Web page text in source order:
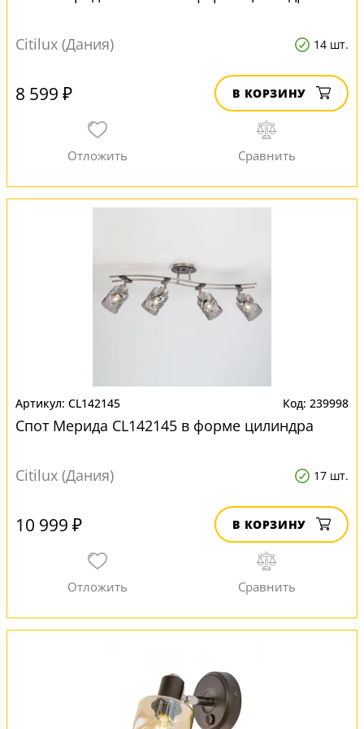
Citilux (Дания) 14 шт.
8 599 ₽ В КОРЗИНУ
CL142145 239998
Спот Мерида CL142145 в форме цилиндра
Citilux (Дания) 17 шт.
10 999 ₽ В КОРЗИНУ